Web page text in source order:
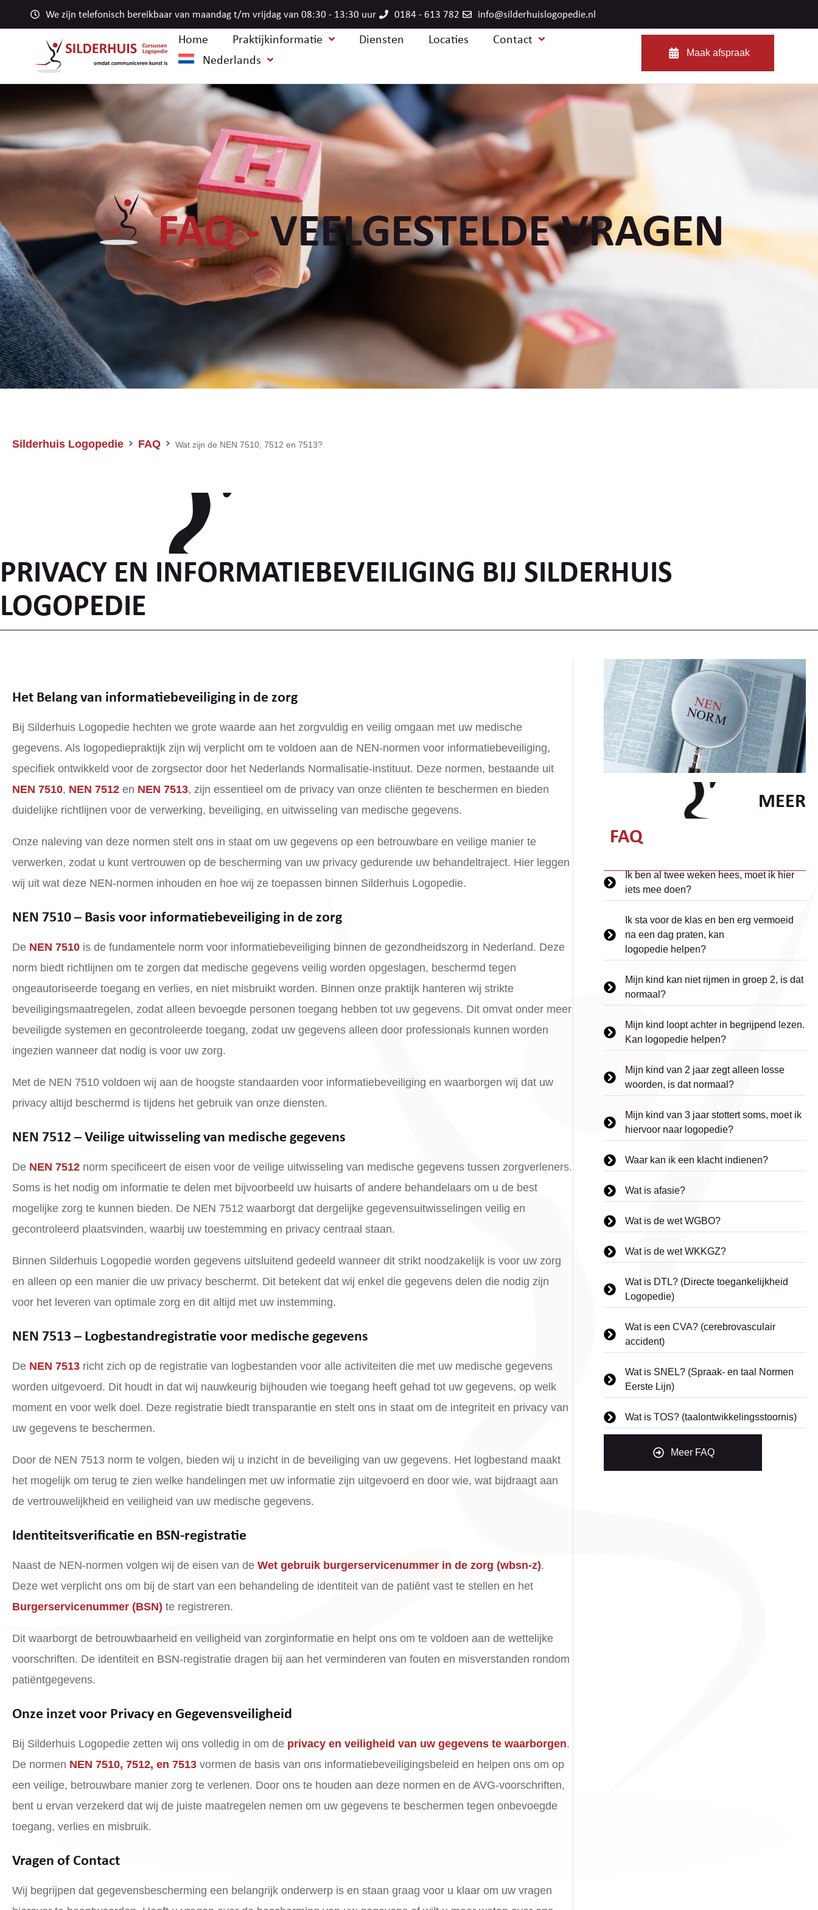
We zijn telefonisch bereikbaar van maandag t/m vrijdag van 08:30 - 13:30 uur 0184 - 613 782 info@silderhuislogopedie.nl
Home Praktijkinformatie Diensten Locaties
Contact
Nederlands
Maak afspraak
FAQ -VEELGESTELDE VRAGEN
Silderhuis Logopedie FAQ Wat zijn de NEN 7510, 7512 en 7513?
PRIVACY EN INFORMATIEBEVEILIGING BIJ SILDERHUIS
LOGOPEDIE
Het Belang van informatiebeveiliging in de zorg
Bij Silderhuis Logopedie hechten we grote waarde aan het zorgvuldig en veilig omgaan met uw medische
gegevens. Als logopediepraktijk zijn wij verplicht om te voldoen aan de NEN-normen voor informatiebeveiliging,
specifiek ontwikkeld voor de zorgsector door het Nederlands Normalisatie-instituut. Deze normen, bestaande uit
NEN 7510, NEN 7512 en NEN 7513, zijn essentieel om de privacy van onze cliënten te beschermen en bieden
duidelijke richtlijnen voor de verwerking, beveiliging, en uitwisseling van medische gegevens.
Onze naleving van deze normen stelt ons in staat om uw gegevens op een betrouwbare en veilige manier te
verwerken, zodat u kunt vertrouwen op de bescherming van uw privacy gedurende uw behandeltraject. Hier leggen
wij uit wat deze NEN-normen inhouden en hoe wij ze toepassen binnen Silderhuis Logopedie.
NEN 7510 – Basis voor informatiebeveiliging in de zorg
De NEN 7510 is de fundamentele norm voor informatiebeveiliging binnen de gezondheidszorg in Nederland. Deze
norm biedt richtlijnen om te zorgen dat medische gegevens veilig worden opgeslagen, beschermd tegen
ongeautoriseerde toegang en verlies, en niet misbruikt worden. Binnen onze praktijk hanteren wij strikte
beveiligingsmaatregelen, zodat alleen bevoegde personen toegang hebben tot uw gegevens. Dit omvat onder meer
beveiligde systemen en gecontroleerde toegang, zodat uw gegevens alleen door professionals kunnen worden
ingezien wanneer dat nodig is voor uw zorg.
Met de NEN 7510 voldoen wij aan de hoogste standaarden voor informatiebeveiliging en waarborgen wij dat uw
privacy altijd beschermd is tijdens het gebruik van onze diensten.
NEN 7512 – Veilige uitwisseling van medische gegevens
De NEN 7512 norm specificeert de eisen voor de veilige uitwisseling van medische gegevens tussen zorgverleners.
Soms is het nodig om informatie te delen met bijvoorbeeld uw huisarts of andere behandelaars om u de best
mogelijke zorg te kunnen bieden. De NEN 7512 waarborgt dat dergelijke gegevensuitwisselingen veilig en
gecontroleerd plaatsvinden, waarbij uw toestemming en privacy centraal staan.
Binnen Silderhuis Logopedie worden gegevens uitsluitend gedeeld wanneer dit strikt noodzakelijk is voor uw zorg
en alleen op een manier die uw privacy beschermt. Dit betekent dat wij enkel die gegevens delen die nodig zijn
voor het leveren van optimale zorg en dit altijd met uw instemming.
NEN 7513 – Logbestandregistratie voor medische gegevens
De NEN 7513 richt zich op de registratie van logbestanden voor alle activiteiten die met uw medische gegevens
worden uitgevoerd. Dit houdt in dat wij nauwkeurig bijhouden wie toegang heeft gehad tot uw gegevens, op welk
moment en voor welk doel. Deze registratie biedt transparantie en stelt ons in staat om de integriteit en privacy van
uw gegevens te beschermen.
Door de NEN 7513 norm te volgen, bieden wij u inzicht in de beveiliging van uw gegevens. Het logbestand maakt
het mogelijk om terug te zien welke handelingen met uw informatie zijn uitgevoerd en door wie, wat bijdraagt aan
de vertrouwelijkheid en veiligheid van uw medische gegevens.
Identiteitsverificatie en BSN-registratie
Naast de NEN-normen volgen wij de eisen van de Wet gebruik burgerservicenummer in de zorg (wbsn-z).
Deze wet verplicht ons om bij de start van een behandeling de identiteit van de patiënt vast te stellen en het
Burgerservicenummer (BSN) te registreren.
Dit waarborgt de betrouwbaarheid en veiligheid van zorginformatie en helpt ons om te voldoen aan de wettelijke
voorschriften. De identiteit en BSN-registratie dragen bij aan het verminderen van fouten en misverstanden rondom
patiëntgegevens.
Onze inzet voor Privacy en Gegevensveiligheid
Bij Silderhuis Logopedie zetten wij ons volledig in om de privacy en veiligheid van uw gegevens te waarborgen.
De normen NEN 7510, 7512, en 7513 vormen de basis van ons informatiebeveiligingsbeleid en helpen ons om op
een veilige, betrouwbare manier zorg te verlenen. Door ons te houden aan deze normen en de AVG-voorschriften,
bent u ervan verzekerd dat wij de juiste maatregelen nemen om uw gegevens te beschermen tegen onbevoegde
toegang, verlies en misbruik.
Vragen of Contact
Wij begrijpen dat gegevensbescherming een belangrijk onderwerp is en staan graag voor u klaar om uw vragen
MEER
FAQ
Ik ben al twee weken hees, moet ik hier
iets mee doen?
Ik sta voor de klas en ben erg vermoeid
na een dag praten, kan
logopedie helpen?
Mijn kind kan niet rijmen in groep 2, is dat
normaal?
Mijn kind loopt achter in begrijpend lezen.
Kan logopedie helpen?
Mijn kind van 2 jaar zegt alleen losse
woorden, is dat normaal?
Mijn kind van 3 jaar stottert soms, moet ik
hiervoor naar logopedie?
Waar kan ik een klacht indienen?
Wat is afasie?
Wat is de wet WGBO?
Wat is de wet WKKGZ?
Wat is DTL? (Directe toegankelijkheid
Logopedie)
Wat is een CVA? (cerebrovasculair
accident)
Wat is SNEL? (Spraak- en taal Normen
Eerste Lijn)
Wat is TOS? (taalontwikkelingsstoornis)
Meer FAQ